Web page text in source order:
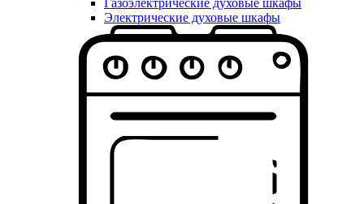
Газоэлектрические духовые шкафы
Электрические духовые шкафы